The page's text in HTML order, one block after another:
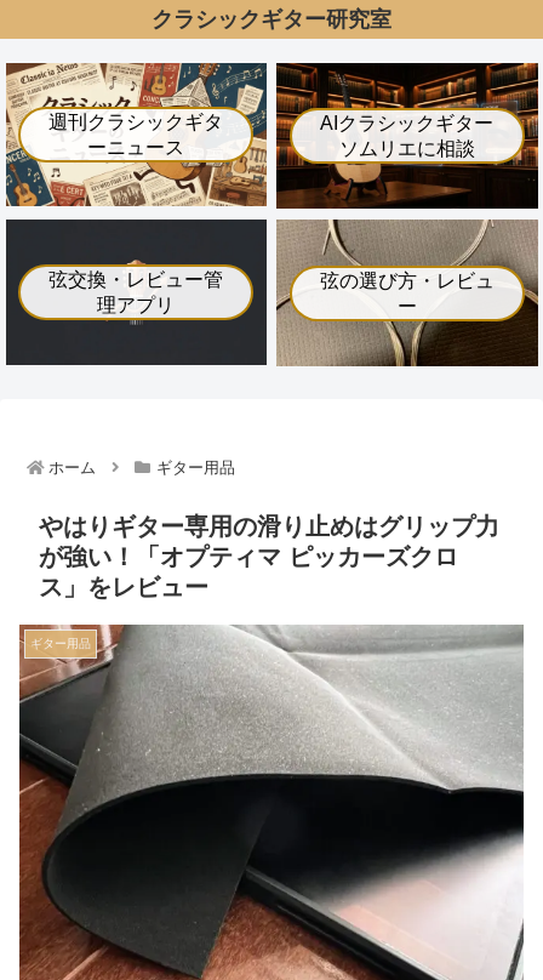
クラシックギター研究室
週刊クラシックギタ
ーニュース
AIクラシックギター
ソムリエに相談
弦交換・レビュー管
理アプリ
弦の選び方・レビュ
ー
ホーム ギター用品
やはりギター専用の滑り止めはグリップ力
が強い！「オプティマ ピッカーズクロ
ス」をレビュー
ギター用品